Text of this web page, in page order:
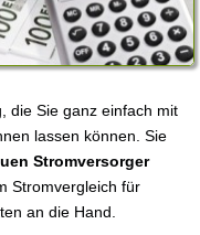
die Sie ganz einfach mit
lassen können. Sie
Stromversorger
Stromvergleich für
an die Hand.